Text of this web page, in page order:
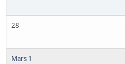
28
Mars 1